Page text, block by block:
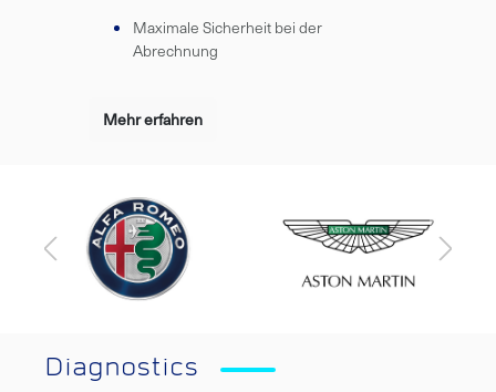
Maximale Sicherheit bei der
Abrechnung
Mehr erfahren
Diagnostics